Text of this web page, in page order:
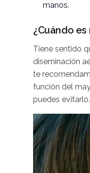
manos.
¿Cuándo
Tiene sentido
diseminación
te
función del
puedes